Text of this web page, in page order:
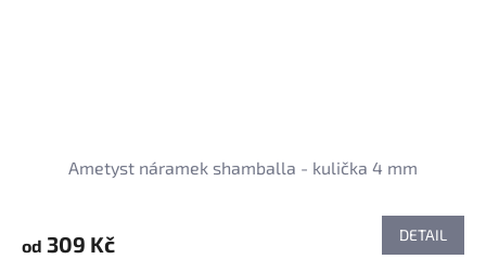
Ametyst náramek shamballa - kulička 4 mm
od 309 Kč DETAIL